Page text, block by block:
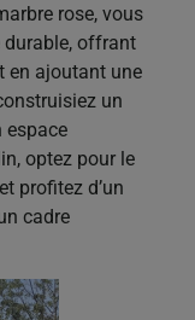
rose, vous
durable, offrant
en ajoutant une
un
espace
optez pour le
profitez d’un
cadre